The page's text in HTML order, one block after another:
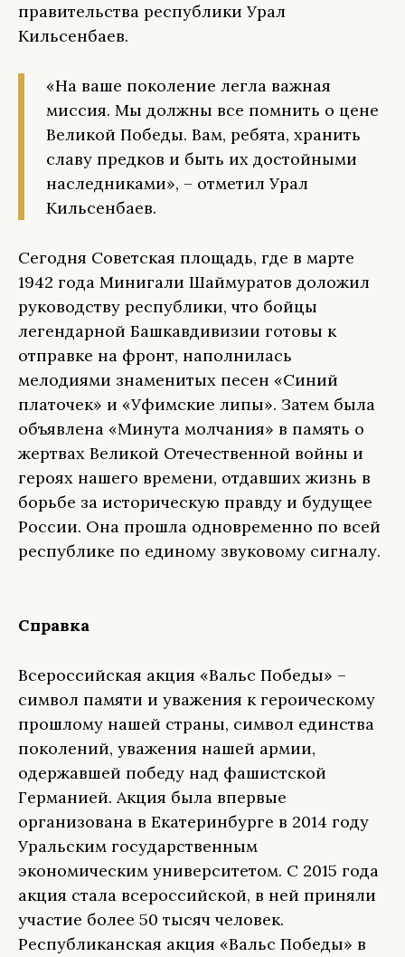
правительства республики Урал
Кильсенбаев.
«На ваше поколение легла важная
миссия. Мы должны все помнить о цене
Великой Победы. Вам, ребята, хранить
славу предков и быть их достойными
наследниками», – отметил Урал
Кильсенбаев.
Сегодня Советская площадь, где в марте
1942 года Минигали Шаймуратов доложил
руководству республики, что бойцы
легендарной Башкавдивизии готовы к
отправке на фронт, наполнилась
мелодиями знаменитых песен «Синий
платочек» и «Уфимские липы». Затем была
объявлена «Минута молчания» в память о
жертвах Великой Отечественной войны и
героях нашего времени, отдавших жизнь в
борьбе за историческую правду и будущее
России. Она прошла одновременно по всей
республике по единому звуковому сигналу.
Справка
Всероссийская акция «Вальс Победы» –
символ памяти и уважения к героическому
прошлому нашей страны, символ единства
поколений, уважения нашей армии,
одержавшей победу над фашистской
Германией. Акция была впервые
организована в Екатеринбурге в 2014 году
Уральским государственным
экономическим университетом. С 2015 года
акция стала всероссийской, в ней приняли
участие более 50 тысяч человек.
Республиканская акция «Вальс Победы» в